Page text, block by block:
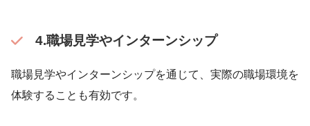
4.職場見学やインターンシップ
職場見学やインターンシップを通じて、実際の職場環境を
体験することも有効です。